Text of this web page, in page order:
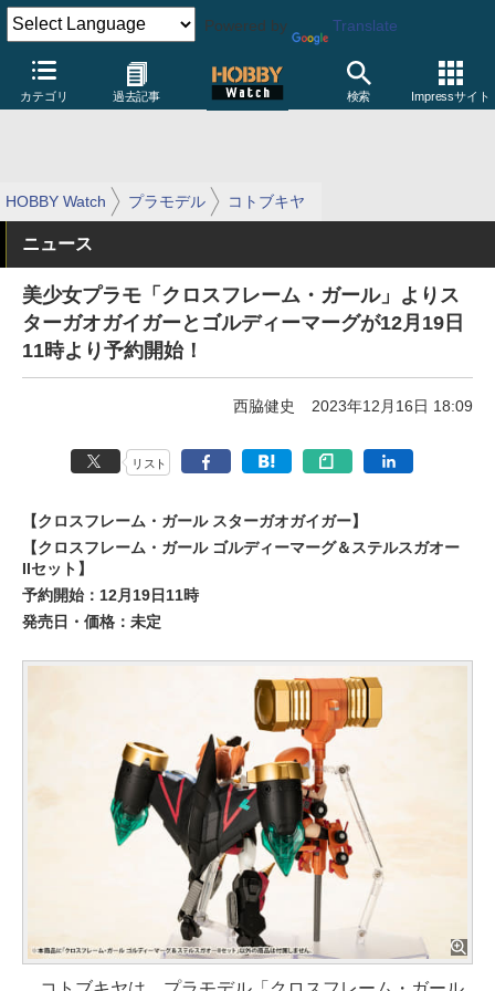
Powered by Translate
カテゴリ 過去記事 検索 Impressサイト
HOBBY Watch プラモデル コトブキヤ
ニュース
美少女プラモ「クロスフレーム・ガール」よりス
ターガオガイガーとゴルディーマーグが12月19日
11時より予約開始！
西脇健史 2023年12月16日 18:09
リスト
【クロスフレーム・ガール スターガオガイガー】
【クロスフレーム・ガール ゴルディーマーグ＆ステルスガオー
IIセット】
予約開始：12月19日11時
発売日・価格：未定